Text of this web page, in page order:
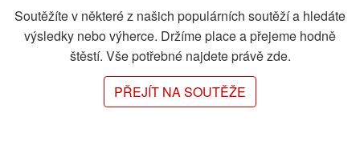
Soutěžíte v některé z našich populárních soutěží a hledáte
výsledky nebo výherce. Držíme place a přejeme hodně
štěstí. Vše potřebné najdete právě zde.
PŘEJÍT NA SOUTĚŽE